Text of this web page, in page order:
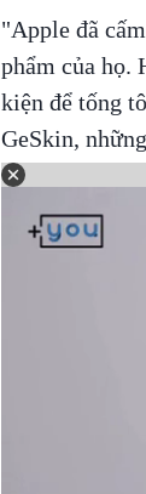
"Apple đã
phẩm của họ.
kiện để tống
GeSkin,